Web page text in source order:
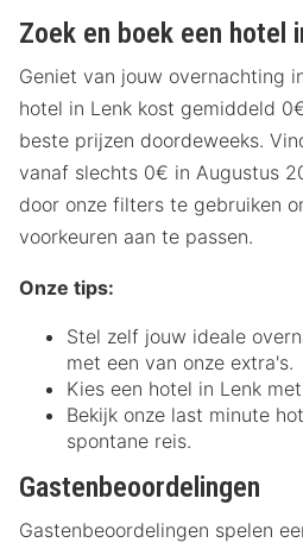
Zoek en boek een hotel
Geniet van jouw overnachting
hotel in Lenk kost gemiddeld
beste prijzen doordeweeks.
vanaf slechts 0€ in Augustus
door onze filters te gebruiken
voorkeuren aan te passen.
Onze tips:
Stel zelf jouw ideale
met een van onze extra's.
Kies een hotel in Lenk
Bekijk onze last minute
spontane reis.
Gastenbeoordelingen
Gastenbeoordelingen spelen